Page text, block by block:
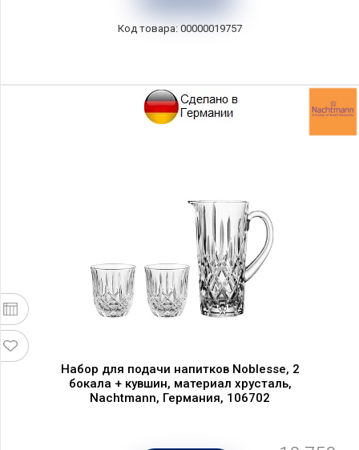
00000019757
Набор для подачи напитков Noblesse, 2
бокала + кувшин, материал хрусталь,
Nachtmann, Германия, 106702